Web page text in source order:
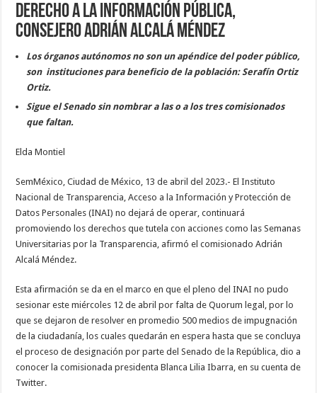
derecho a la información pública,
consejero Adrián Alcalá Méndez
Los órganos autónomos no son un apéndice del poder público,
son instituciones para beneficio de la población: Serafín Ortiz
Ortiz.
Sigue el Senado sin nombrar a las o a los tres comisionados
que faltan.
Elda Montiel
SemMéxico, Ciudad de México, 13 de abril del 2023.- El Instituto
Nacional de Transparencia, Acceso a la Información y Protección de
Datos Personales (INAI) no dejará de operar, continuará
promoviendo los derechos que tutela con acciones como las Semanas
Universitarias por la Transparencia, afirmó el comisionado Adrián
Alcalá Méndez.
Esta afirmación se da en el marco en que el pleno del INAI no pudo
sesionar este miércoles 12 de abril por falta de Quorum legal, por lo
que se dejaron de resolver en promedio 500 medios de impugnación
de la ciudadanía, los cuales quedarán en espera hasta que se concluya
el proceso de designación por parte del Senado de la República, dio a
conocer la comisionada presidenta Blanca Lilia Ibarra, en su cuenta de
Twitter.